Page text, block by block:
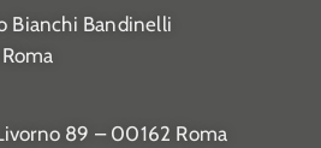
Bianchi Bandinelli
89 – 00162 Roma